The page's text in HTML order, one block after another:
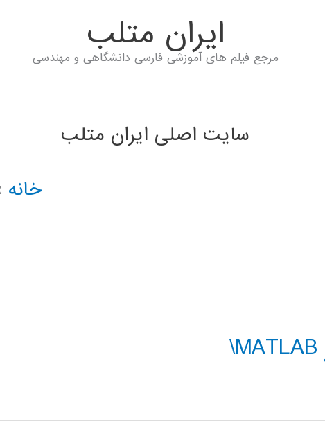
ايران متلب
مرجع فیلم های آموزشی فارسی دانشگاهی و مهندسی
سایت اصلی ایران متلب
خانه